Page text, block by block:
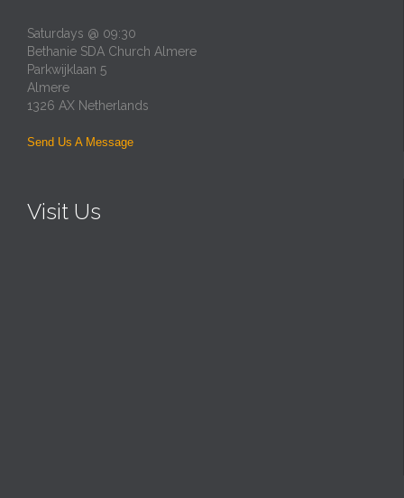
Saturdays @ 09:30
Bethanie SDA Church Almere
Parkwijklaan 5
Almere
1326 AX Netherlands
Send Us A Message
Visit Us